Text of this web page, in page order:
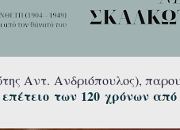
Αντ. Ανδριόπουλος),
των 120 χρόνων